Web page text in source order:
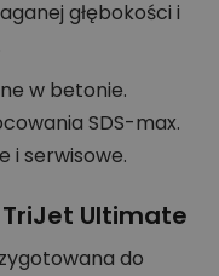
głębokości i
w betonie.
SDS-max.
i serwisowe.
Ultimate
do